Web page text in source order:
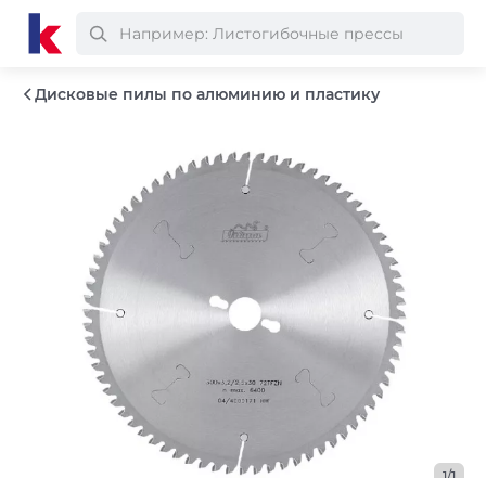
Дисковые пилы по алюминию и пластику